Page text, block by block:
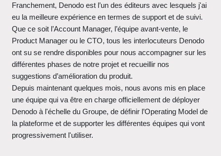
Franchement, Denodo est l’un des éditeurs avec lesquels j'ai
eu la meilleure expérience en termes de support et de suivi.
Que ce soit l’Account Manager, l’équipe avant-vente, le
Product Manager ou le CTO, tous les interlocuteurs Denodo
ont su se rendre disponibles pour nous accompagner sur les
différentes phases de notre projet et recueillir nos
suggestions d’amélioration du produit.
Depuis maintenant quelques mois, nous avons mis en place
une équipe qui va être en charge officiellement de déployer
Denodo à l'échelle du Groupe, de définir l’Operating Model de
la plateforme et de supporter les différentes équipes qui vont
progressivement l'utiliser.